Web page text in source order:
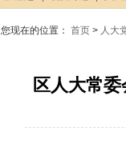
您现在的位置： 首页 > 人大
区人大常